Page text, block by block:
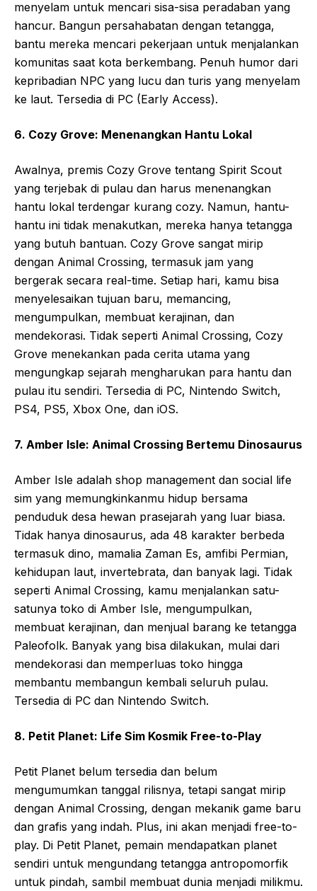
menyelam untuk mencari sisa-sisa peradaban yang
hancur. Bangun persahabatan dengan tetangga,
bantu mereka mencari pekerjaan untuk menjalankan
komunitas saat kota berkembang. Penuh humor dari
kepribadian NPC yang lucu dan turis yang menyelam
ke laut. Tersedia di PC (Early Access).
6. Cozy Grove: Menenangkan Hantu Lokal
Awalnya, premis Cozy Grove tentang Spirit Scout
yang terjebak di pulau dan harus menenangkan
hantu lokal terdengar kurang cozy. Namun, hantu-
hantu ini tidak menakutkan, mereka hanya tetangga
yang butuh bantuan. Cozy Grove sangat mirip
dengan Animal Crossing, termasuk jam yang
bergerak secara real-time. Setiap hari, kamu bisa
menyelesaikan tujuan baru, memancing,
mengumpulkan, membuat kerajinan, dan
mendekorasi. Tidak seperti Animal Crossing, Cozy
Grove menekankan pada cerita utama yang
mengungkap sejarah mengharukan para hantu dan
pulau itu sendiri. Tersedia di PC, Nintendo Switch,
PS4, PS5, Xbox One, dan iOS.
7. Amber Isle: Animal Crossing Bertemu Dinosaurus
Amber Isle adalah shop management dan social life
sim yang memungkinkanmu hidup bersama
penduduk desa hewan prasejarah yang luar biasa.
Tidak hanya dinosaurus, ada 48 karakter berbeda
termasuk dino, mamalia Zaman Es, amfibi Permian,
kehidupan laut, invertebrata, dan banyak lagi. Tidak
seperti Animal Crossing, kamu menjalankan satu-
satunya toko di Amber Isle, mengumpulkan,
membuat kerajinan, dan menjual barang ke tetangga
Paleofolk. Banyak yang bisa dilakukan, mulai dari
mendekorasi dan memperluas toko hingga
membantu membangun kembali seluruh pulau.
Tersedia di PC dan Nintendo Switch.
8. Petit Planet: Life Sim Kosmik Free-to-Play
Petit Planet belum tersedia dan belum
mengumumkan tanggal rilisnya, tetapi sangat mirip
dengan Animal Crossing, dengan mekanik game baru
dan grafis yang indah. Plus, ini akan menjadi free-to-
play. Di Petit Planet, pemain mendapatkan planet
sendiri untuk mengundang tetangga antropomorfik
untuk pindah, sambil membuat dunia menjadi milikmu.